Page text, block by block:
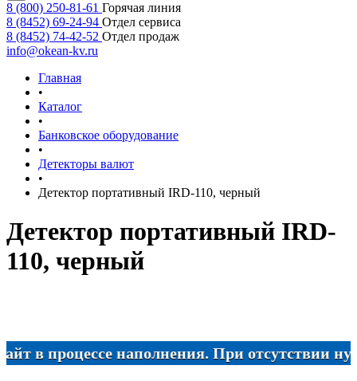
8 (800) 250-81-61 Горячая линия
8 (8452) 69-24-94 Отдел сервиса
8 (8452) 74-42-52 Отдел продаж
info@okean-kv.ru
Главная
•
Каталог
•
Банковское оборудование
•
Детекторы валют
•
Детектор портативный IRD-110, черный
Детектор портативный IRD-
110, черный
процессе наполнения. При отсутствии